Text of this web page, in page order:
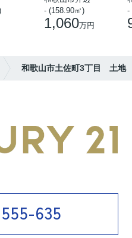
- (158.90㎡)
1,060万円
-
和歌山市土佐町3丁目 土地
635